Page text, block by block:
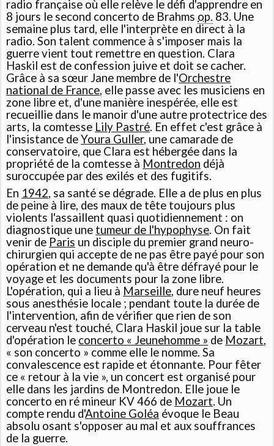
radio française où elle relève le défi d'apprendre en
8 jours le second concerto de Brahms op. 83. Une
semaine plus tard, elle l'interprète en direct à la
radio. Son talent commence à s'imposer mais la
guerre vient tout remettre en question. Clara
Haskil est de confession juive et doit se cacher.
Grâce à sa sœur Jane membre de l'Orchestre
national de France, elle passe avec les musiciens en
zone libre et, d'une manière inespérée, elle est
recueillie dans le manoir d'une autre protectrice des
arts, la comtesse Lily Pastré. En effet c'est grâce à
l'insistance deYoura Guller, une camarade de
conservatoire, que Clara est hébergée dans la
propriété de la comtesse à Montredon déjà
suroccupée par des exilés et des fugitifs.
En 1942, sa santé se dégrade. Elle a de plus en plus
de peine à lire, des maux de tête toujours plus
violents l'assaillent quasi quotidiennement : on
diagnostique une tumeur de l'hypophyse. On fait
venir de Paris un disciple du premier grand neuro-
chirurgien qui accepte de ne pas être payé pour son
opération et ne demande qu'à être défrayé pour le
voyage et les documents pour la zone libre.
L'opération, qui a lieu à Marseille, dure neuf heures
sous anesthésie locale ; pendant toute la durée de
l'intervention, afin de vérifier que rien de son
cerveau n'est touché, Clara Haskil joue sur la table
d'opération le concerto « Jeunehomme » de Mozart,
« son concerto » comme elle le nomme. Sa
convalescence est rapide et étonnante. Pour fêter
ce « retour à la vie », un concert est organisé pour
elle dans les jardins de Montredon. Elle joue le
concerto en ré mineur KV 466 de Mozart. Un
compte rendu d'Antoine Goléa évoque le Beau
absolu osant s'opposer au mal et aux souffrances
de la guerre.